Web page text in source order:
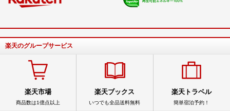
楽天のグループサービス
楽天市場
商品数は1億点以上
楽天ブックス
いつでも全品送料無料
楽天トラベル
簡単宿泊予約！